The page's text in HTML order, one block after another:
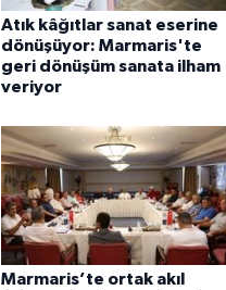
Atık kâğıtlar sanat eserine
dönüşüyor: Marmaris'te
geri dönüşüm sanata ilham
veriyor
Marmaris’te ortak akıl